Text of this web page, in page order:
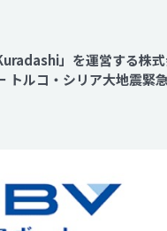
」を運営する株
トルコ・シリア大地震緊